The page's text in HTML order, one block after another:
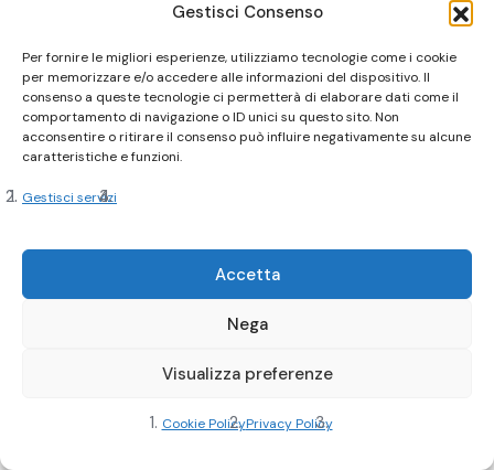
Gestisci Consenso
Per fornire le migliori esperienze, utilizziamo tecnologie come i cookie
per memorizzare e/o accedere alle informazioni del dispositivo. Il
consenso a queste tecnologie ci permetterà di elaborare dati come il
comportamento di navigazione o ID unici su questo sito. Non
acconsentire o ritirare il consenso può influire negativamente su alcune
caratteristiche e funzioni.
Gestisci servizi
Accetta
Nega
Visualizza preferenze
Cookie PolicyPrivacy Policy